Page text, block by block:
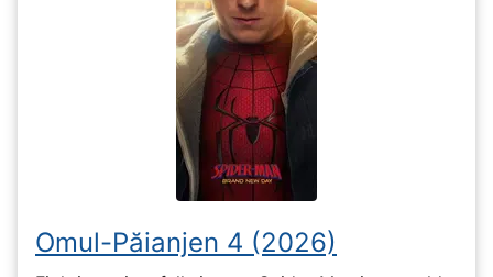
Omul-Păianjen 4 (2026)